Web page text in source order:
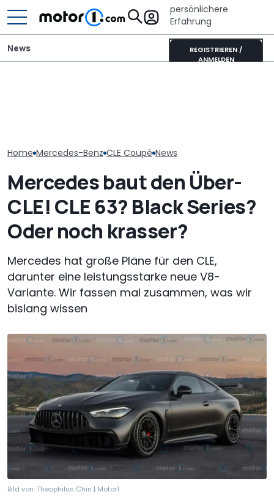
persönlichere
Erfahrung
REGISTRIEREN /
ANMELDEN
News
Home Mercedes-Benz CLE Coupé News
Mercedes baut den Über-
CLE! CLE 63? Black Series?
Oder noch krasser?
Mercedes hat große Pläne für den CLE,
darunter eine leistungsstarke neue V8-
Variante. Wir fassen mal zusammen, was wir
bislang wissen
Bild von: Theophilus Chin | Motor1